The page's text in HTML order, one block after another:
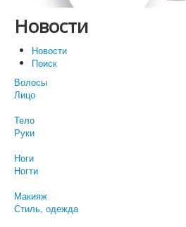
Новости
Новости
Поиск
Волосы
Лицо
Тело
Руки
Ноги
Ногти
Макияж
Стиль, одежда